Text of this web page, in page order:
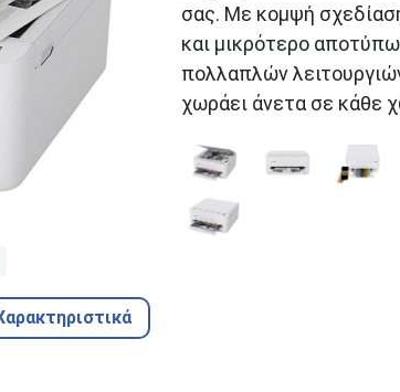
σας. Με κομψή
και μικρότερο
πολλαπλών
χωράει άνετα σε κάθε